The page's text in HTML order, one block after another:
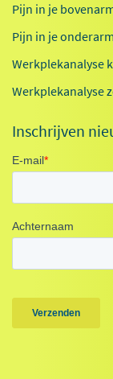
Pijn in je
Pijn in je onderarm
Werkplekanalyse
Werkplekanalyse
Inschrijven